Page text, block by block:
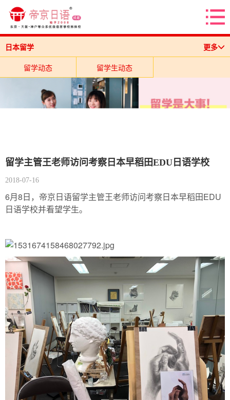
日本留学
更多
留学动态
留学生动态
留学主管王老师访问考察日本早稻田EDU日语学校
2018-07-16
6月8日，帝京日语留学主管王老师访问考察日本早稻田EDU
日语学校并看望学生。